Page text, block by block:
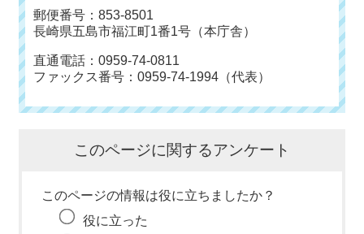
郵便番号：853-8501
長崎県五島市福江町1番1号（本庁舎）
直通電話：0959-74-0811
ファックス番号：0959-74-1994（代表）
このページに関するアンケート
このページの情報は役に立ちましたか？
役に立った